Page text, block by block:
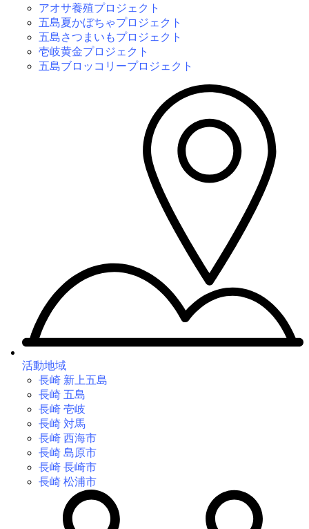
アオサ養殖プロジェクト
五島夏かぼちゃプロジェクト
五島さつまいもプロジェクト
壱岐黄金プロジェクト
五島ブロッコリープロジェクト
活動地域
長崎 新上五島
長崎 五島
長崎 壱岐
長崎 対馬
長崎 西海市
長崎 島原市
長崎 長崎市
長崎 松浦市